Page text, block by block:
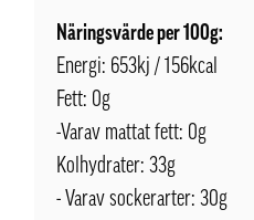
Näringsvärde per 100g:
Energi: 653kj / 156kcal
Fett: 0g
-Varav mattat fett: 0g
Kolhydrater: 33g
- Varav sockerarter: 30g